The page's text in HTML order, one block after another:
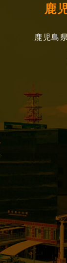
鹿
鹿児島